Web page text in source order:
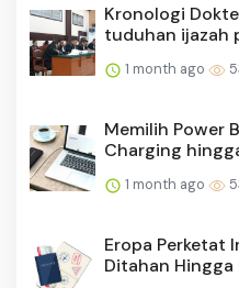
Kronologi
tuduhan ijazah
1 month ago
Memilih Power
Charging
1 month ago
Eropa Perketat
Ditahan Hingga